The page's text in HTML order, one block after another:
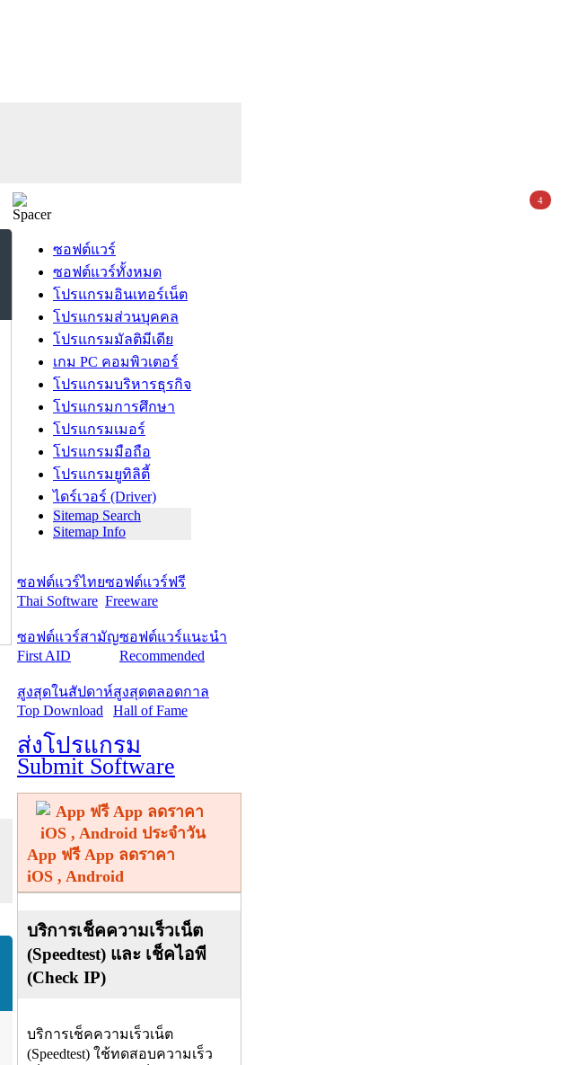
ซอฟต์แวร์
ซอฟต์แวร์ทั้งหมด
โปรแกรมอินเทอร์เน็ต
โปรแกรมส่วนบุคคล
โปรแกรมมัลติมีเดีย
เกม PC คอมพิวเตอร์
โปรแกรมบริหารธุรกิจ
โปรแกรมการศึกษา
โปรแกรมเมอร์
โปรแกรมมือถือ
โปรแกรมยูทิลิตี้
ไดร์เวอร์ (Driver)
Sitemap Search
Sitemap Info
ซอฟต์แวร์ไทย
Thai Software
ซอฟต์แวร์ฟรี
Freeware
ซอฟต์แวร์สามัญ
First AID
ซอฟต์แวร์แนะนำ
Recommended
สูงสุดในสัปดาห์
Top Download
สูงสุดตลอดกาล
Hall of Fame
ส่งโปรแกรม
Submit Software
App ฟรี App ลดราคา
iOS , Android
บริการเช็คความเร็วเน็ต
(Speedtest) และ เช็คไอพี
(Check IP)
บริการเช็คความเร็วเน็ต
(Speedtest) ใช้ทดสอบความเร็ว
4